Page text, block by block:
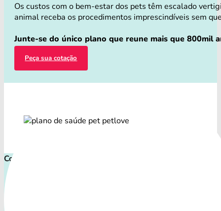
Os custos com o bem-estar dos pets têm escalado
animal receba os procedimentos imprescindíveis sem
Junte-se do único plano que reune mais que 800mil
Peça sua cotação
Comece proteger ainda hoje!